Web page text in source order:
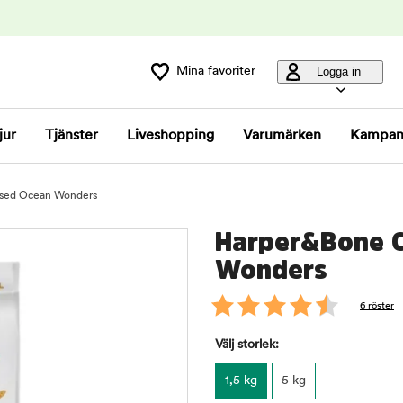
Mina favoriter Logga in
Tjänster Liveshopping Varumärken
Ocean Wonders
Harper&Bone
Wonders
6 röster
Välj storlek:
1,5 kg 5 kg